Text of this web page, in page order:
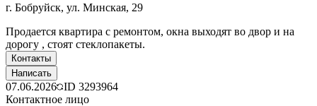
г. Бобруйск, ул. Минская, 29
Продается квартира с ремонтом, окна выходят во двор и на
дорогу , стоят стеклопакеты.
Контакты
Написать
07.06.2026 ID 3293964
Контактное лицо